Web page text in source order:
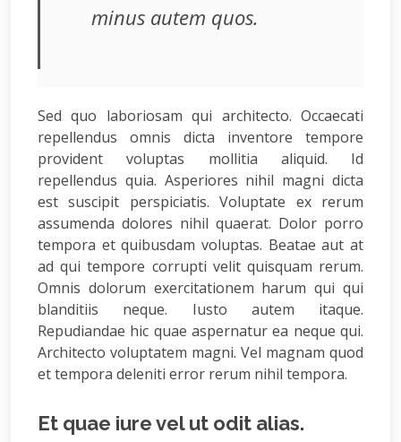
minus autem quos.
Sed quo laboriosam qui architecto. Occaecati
repellendus omnis dicta inventore tempore
provident voluptas mollitia aliquid. Id
repellendus quia. Asperiores nihil magni dicta
est suscipit perspiciatis. Voluptate ex rerum
assumenda dolores nihil quaerat. Dolor porro
tempora et quibusdam voluptas. Beatae aut at
ad qui tempore corrupti velit quisquam rerum.
Omnis dolorum exercitationem harum qui qui
blanditiis neque. Iusto autem itaque.
Repudiandae hic quae aspernatur ea neque qui.
Architecto voluptatem magni. Vel magnam quod
et tempora deleniti error rerum nihil tempora.
Et quae iure vel ut odit alias.